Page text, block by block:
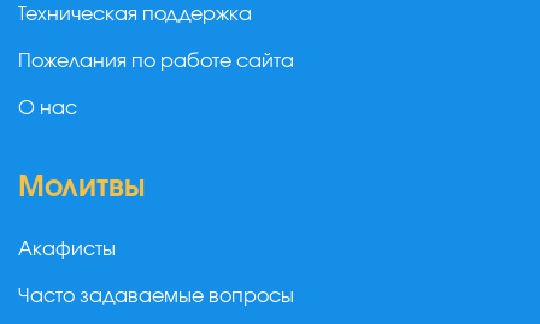
Техническая поддержка
Пожелания по работе сайта
О нас
Молитвы
Акафисты
Часто задаваемые вопросы